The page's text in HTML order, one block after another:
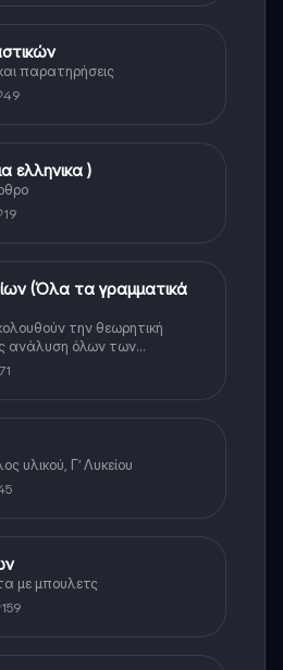
παρατηρήσεις
49
ελληνικα )
19
(Όλα τα γραμματικά
την θεωρητική
ανάλυση όλων των
της αρχαίας Ελληνικής.
υλικού, Γ’ Λυκείου
με μπουλετς
159